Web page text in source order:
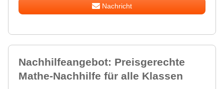
Nachricht
Nachhilfeangebot: Preisgerechte
Mathe-Nachhilfe für alle Klassen